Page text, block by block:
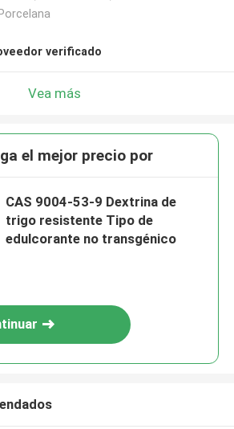
verificado
Vea más
el mejor precio por
CAS 9004-53-9 Dextrina de
trigo resistente Tipo de
edulcorante no transgénico